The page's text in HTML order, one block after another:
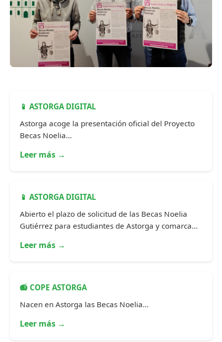
📱 ASTORGA DIGITAL
Astorga acoge la presentación oficial del Proyecto
Becas Noelia...
Leer más →
📱 ASTORGA DIGITAL
Abierto el plazo de solicitud de las Becas Noelia
Gutiérrez para estudiantes de Astorga y comarca...
Leer más →
📻 COPE ASTORGA
Nacen en Astorga las Becas Noelia...
Leer más →